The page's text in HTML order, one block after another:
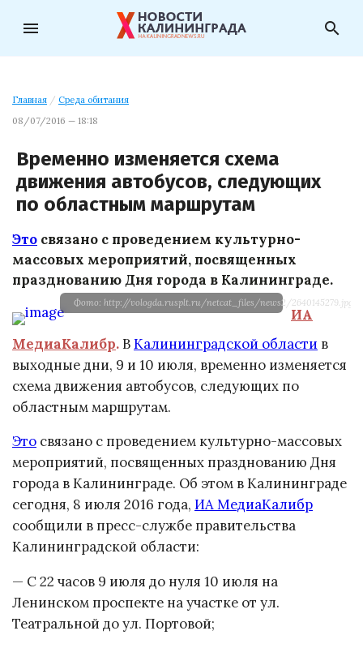
menu search
Главная / Среда обитания
08/07/2016 — 18:18
Временно изменяется схема
движения автобусов, следующих
по областным маршрутам
Это связано с проведением культурно-
массовых мероприятий, посвященных
празднованию Дня города в Калининграде.
Фото: http://vologda.rusplt.ru/netcat_files/news2/2640145279.jpg
ИА
МедиаКалибр.ВКалининградской области в
выходные дни, 9 и 10 июля, временно изменяется
схема движения автобусов, следующих по
областным маршрутам.
Это связано с проведением культурно-массовых
мероприятий, посвященных празднованию Дня
города в Калининграде. Об этом в Калининграде
сегодня, 8 июля 2016 года, ИА МедиаКалибр
сообщили в пресс-службе правительства
Калининградской области:
— С 22 часов 9 июля до нуля 10 июля на
Ленинском проспекте на участке от ул.
Театральной до ул. Портовой;